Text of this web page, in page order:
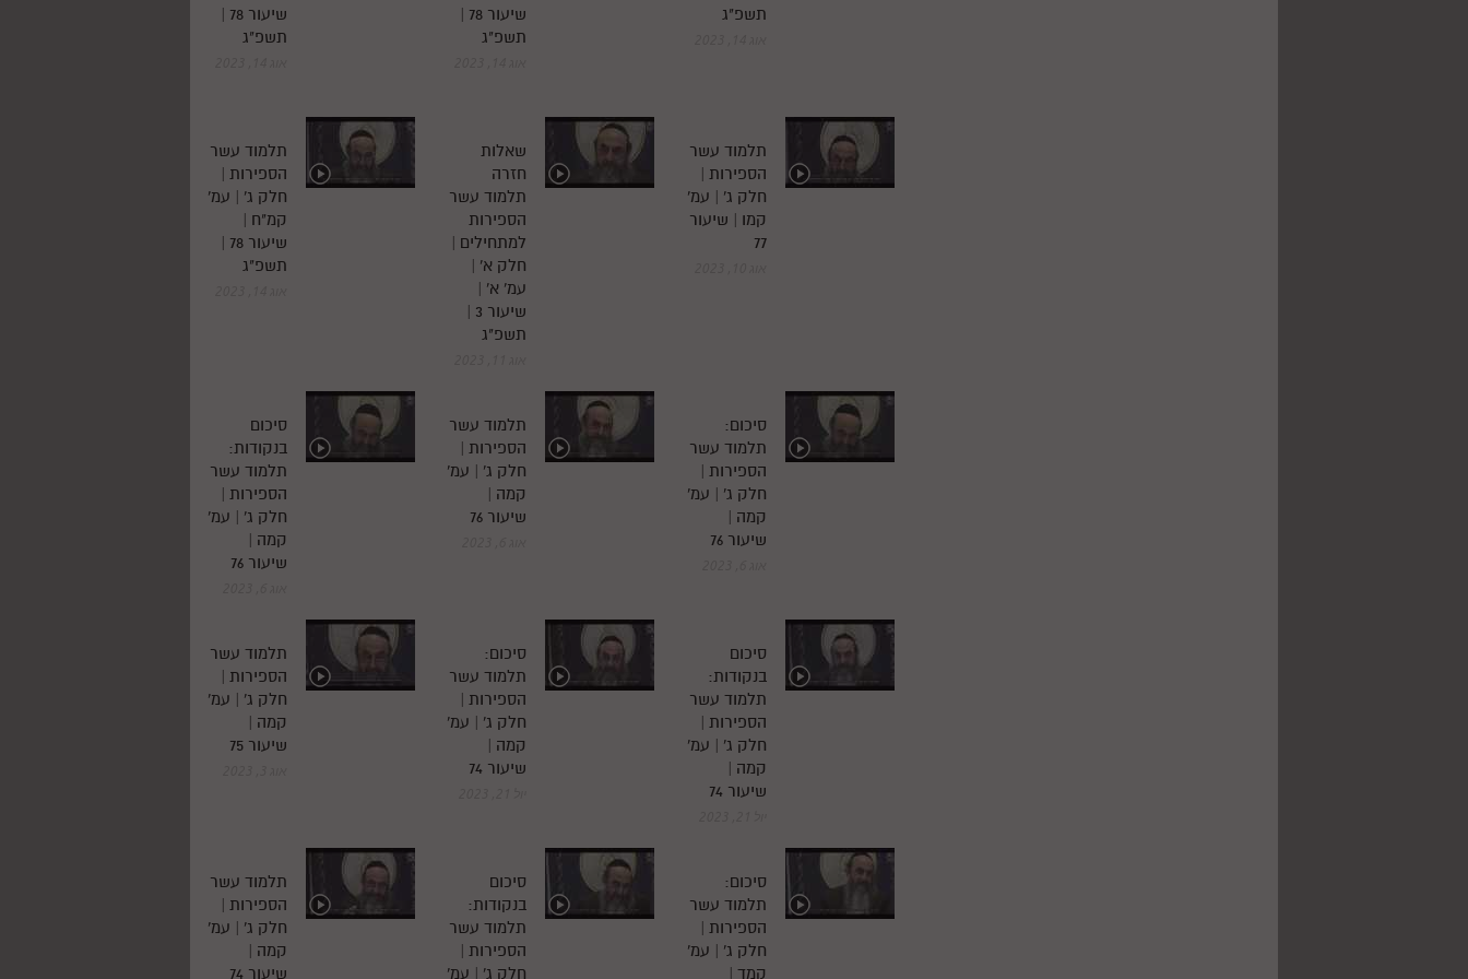
שיעור 78 |
תשפ"ג
שיעור 78 |
תשפ"ג
תשפ"ג
תלמוד עשר
הספירות |
חלק ג' | עמ'
קמ"ח |
שיעור 78 |
תשפ"ג
שאלות
חזרה
תלמוד עשר
הספירות
למתחילים |
חלק א' |
עמ' א' |
שיעור 3 |
תשפ"ג
תלמוד עשר
הספירות |
חלק ג' | עמ'
קמו | שיעור
77
סיכום
בנקודות:
תלמוד עשר
הספירות |
חלק ג' | עמ'
קמה |
שיעור 76
תלמוד עשר
הספירות |
חלק ג' | עמ'
קמה |
שיעור 76
סיכום:
תלמוד עשר
הספירות |
חלק ג' | עמ'
קמה |
שיעור 76
תלמוד עשר
הספירות |
חלק ג' | עמ'
קמה |
שיעור 75
סיכום:
תלמוד עשר
הספירות |
חלק ג' | עמ'
קמה |
שיעור 74
סיכום
בנקודות:
תלמוד עשר
הספירות |
חלק ג' | עמ'
קמה |
שיעור 74
תלמוד עשר
הספירות |
חלק ג' | עמ'
קמה |
שיעור 74
סיכום
בנקודות:
תלמוד עשר
הספירות |
חלק ג' | עמ'
סיכום:
תלמוד עשר
הספירות |
חלק ג' | עמ'
קמד |